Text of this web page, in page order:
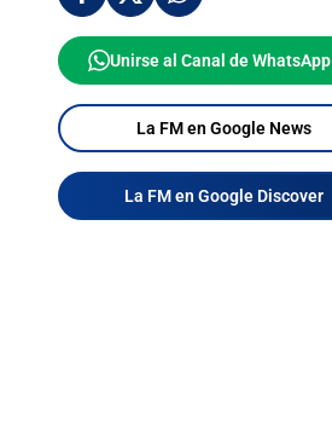
Unirse al Canal de WhatsApp
La FM en Google News
La FM en Google Discover